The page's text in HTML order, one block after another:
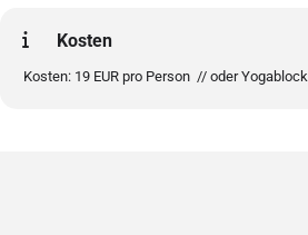
Kosten
Kosten: 19 EUR pro Person // oder Yogablock